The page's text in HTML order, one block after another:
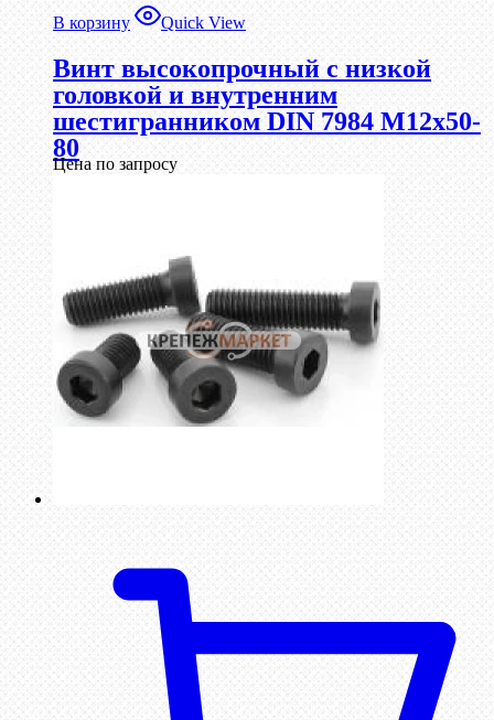
В корзину Quick View
Винт высокопрочный с низкой
головкой и внутренним
шестигранником DIN 7984 М12х50-
80
Цена по запросу